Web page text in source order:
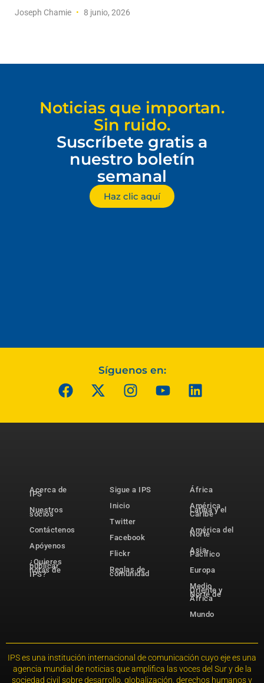
Joseph Chamie 8 junio, 2026
Noticias que importan.
Sin ruido.
Suscríbete gratis a
nuestro boletín
semanal
Haz clic aquí
Síguenos en:
Acerca de
IPS
Nuestros
socios
Contáctenos
Apóyenos
¿Quieres
publicar
notas de
IPS?
Sigue a IPS
Inicio
Twitter
Facebook
Flickr
Reglas de
comunidad
África
América
Latina y el
Caribe
América del
Norte
Asia-
Pacífico
Europa
Medio
Oriente y
Norte de
África
Mundo
IPS es una institución internacional de comunicación cuyo eje es una
agencia mundial de noticias que amplifica las voces del Sur y de la
sociedad civil sobre desarrollo, globalización, derechos humanos y